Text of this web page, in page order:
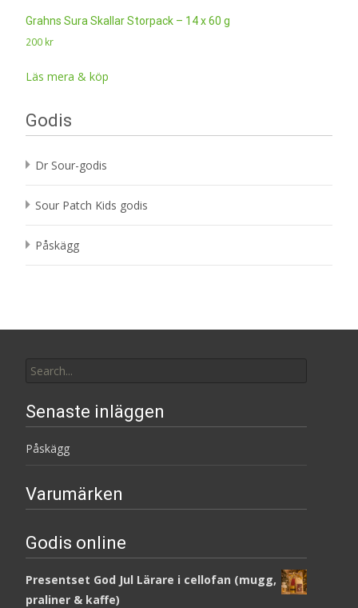
Grahns Sura Skallar Storpack – 14 x 60 g
200 kr
Läs mera & köp
Godis
Dr Sour-godis
Sour Patch Kids godis
Påskägg
for:
Senaste inläggen
Påskägg
Varumärken
Godis online
Presentset God Jul Lärare i cellofan (mugg,
praliner & kaffe)